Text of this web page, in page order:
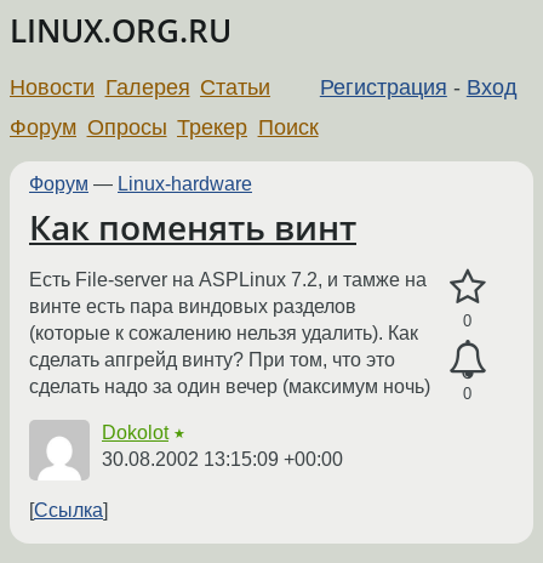
LINUX.ORG.RU
Регистрация - Вход
Новости Галерея Статьи
Форум Опросы Трекер Поиск
Форум — Linux-hardware
Как поменять винт
0
0
Есть File-server на ASPLinux 7.2, и тамже на
винте есть пара виндовых разделов
(которые к сожалению нельзя удалить). Как
сделать апгрейд винту? При том, что это
сделать надо за один вечер (максимум ночь)
Dokolot ★
30.08.2002 13:15:09 +00:00
Ссылка